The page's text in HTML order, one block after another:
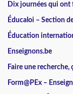
Dix journées qui ont
Éducaloi – Section
Éducation
Enseignons.be
Faire une recherche,
Form@PEx –